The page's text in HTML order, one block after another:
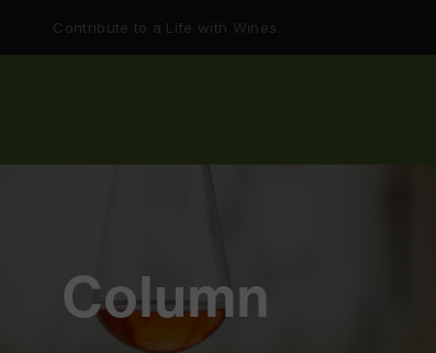
Contribute to a Life with Wines.
Column